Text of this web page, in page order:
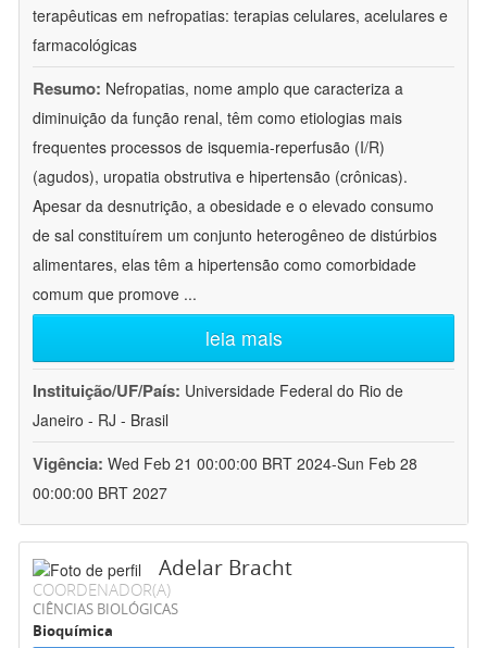
terapêuticas em nefropatias: terapias celulares, acelulares e
farmacológicas
Resumo: Nefropatias, nome amplo que caracteriza a
diminuição da função renal, têm como etiologias mais
frequentes processos de isquemia-reperfusão (I/R)
(agudos), uropatia obstrutiva e hipertensão (crônicas).
Apesar da desnutrição, a obesidade e o elevado consumo
de sal constituírem um conjunto heterogêneo de distúrbios
alimentares, elas têm a hipertensão como comorbidade
comum que promove ...
leia mais
Instituição/UF/País: Universidade Federal do Rio de
Janeiro - RJ - Brasil
Vigência: Wed Feb 21 00:00:00 BRT 2024-Sun Feb 28
00:00:00 BRT 2027
Adelar Bracht
COORDENADOR(A)
CIÊNCIAS BIOLÓGICAS
Bioquímica